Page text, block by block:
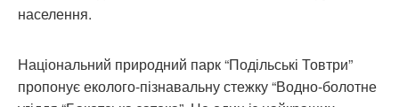
населення.
Національний природний парк “Подільські Товтри”
пропонує еколого-пізнавальну стежку “Водно-болотне